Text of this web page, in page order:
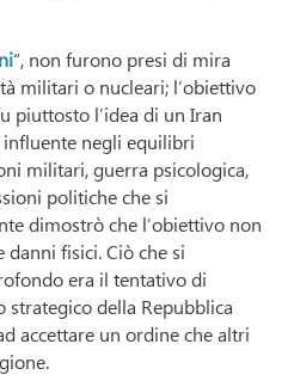
“, non furono presi di mira
militari o nucleari; l’obiettivo
piuttosto l’idea di un Iran
negli equilibri
militari, guerra psicologica,
politiche che si
dimostrò che l’obiettivo non
fisici. Ciò che si
era il tentativo di
della Repubblica
accettare un ordine che altri